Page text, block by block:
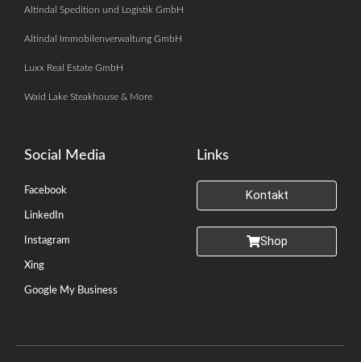
Altindal Spedition und Logistik GmbH
Altindal Immobilenverwaltung GmbH
Luxx Real Estate GmbH
Waid Lake Steakhouse & More
Social Media
Facebook
LinkedIn
Instagram
Xing
Google My Business
Links
Kontakt
Shop